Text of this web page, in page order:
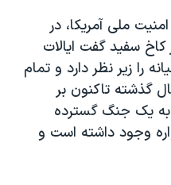
ملی آمریکا، در
سفید گفت ایالات
را زیر نظر دارد و تمام
از ۱۵ مهر سال گذشته تاکنون بر
به یک جنگ گسترده
وجود داشته است و